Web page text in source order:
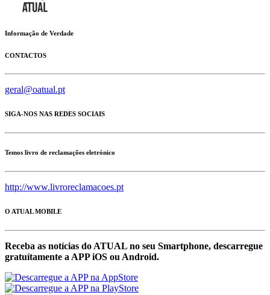
Informação de Verdade
CONTACTOS
geral@oatual.pt
SIGA-NOS NAS REDES SOCIAIS
Temos livro de reclamações eletrónico
http://www.livroreclamacoes.pt
O ATUAL MOBILE
Receba as notícias do ATUAL no seu Smartphone, descarregue
gratuítamente a APP iOS ou Android.